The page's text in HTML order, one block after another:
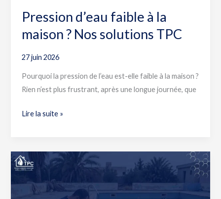
Pression d’eau faible à la
maison ? Nos solutions TPC
27 juin 2026
Pourquoi la pression de l’eau est-elle faible à la maison ?
Rien n’est plus frustrant, après une longue journée, que
Lire la suite »
Piscine
qui
sent